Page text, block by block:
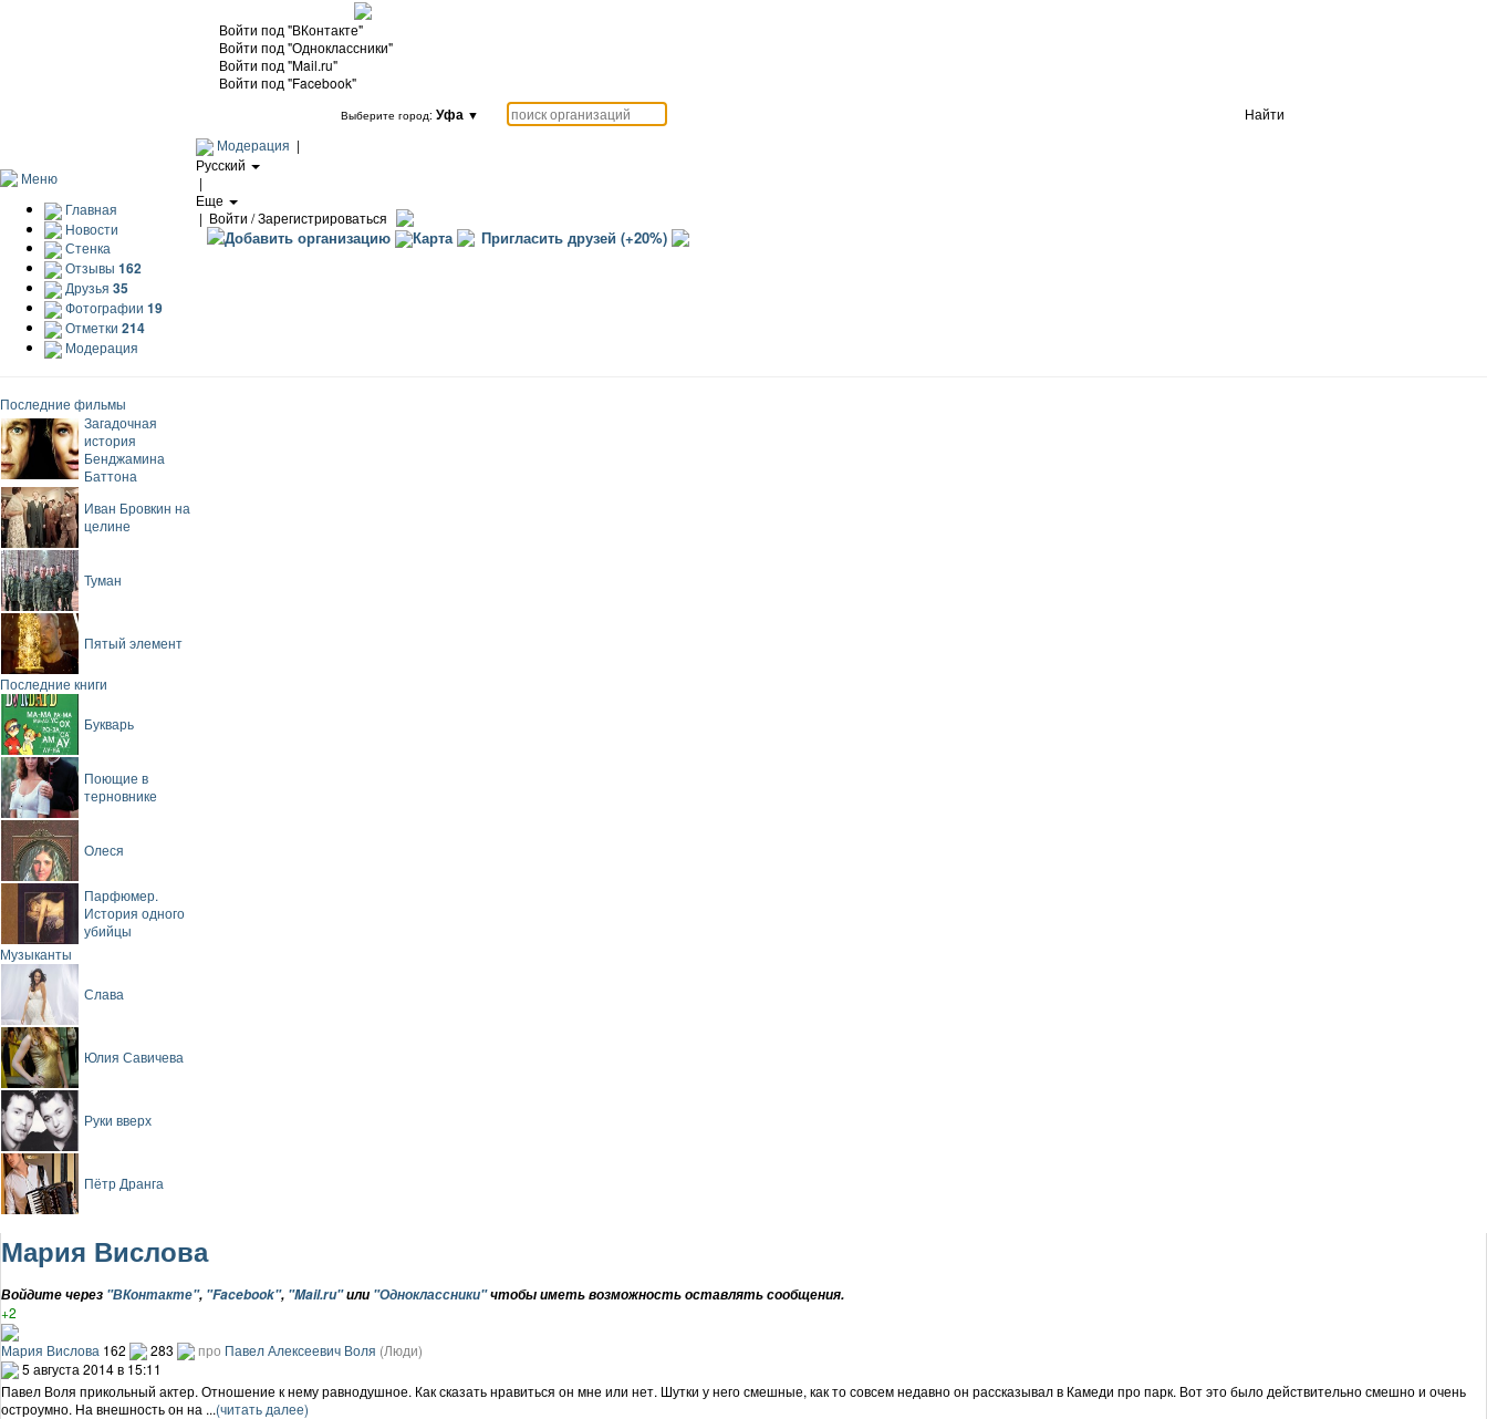
Войти под "ВКонтакте"
Войти под "Одноклассники"
Войти под "Mail.ru"
Войти под "Facebook"
Выберите город: Уфа ▼
Найти
Модерация |
Русский
|
Еще
| Войти / Зарегистрироваться
Добавить организацию Карта Пригласить друзей (+20%)
Меню
Главная
Новости
Стенка
Отзывы 162
Друзья 35
Фотографии 19
Отметки 214
Модерация
Последние фильмы
Загадочная
история
Бенджамина
Баттона
Иван Бровкин на
целине
Туман
Пятый элемент
Последние книги
Букварь
Поющие в
терновнике
Олеся
Парфюмер.
История одного
убийцы
Музыканты
Слава
Юлия Савичева
Руки вверх
Пётр Дранга
Мария Вислова
Войдите через "ВКонтакте", "Facebook", "Mail.ru"или "Одноклассники"чтобы иметь возможность оставлять сообщения.
+2
Мария Вислова 162 283 про Павел Алексеевич Воля (Люди)
5 августа 2014 в 15:11
Павел Воля прикольный актер. Отношение к нему равнодушное. Как сказать нравиться он мне или нет. Шутки у него смешные, как то совсем недавно он рассказывал в Камеди про парк. Вот это было действительно смешно и очень
остроумно. На внешность он на ...(читать далее)